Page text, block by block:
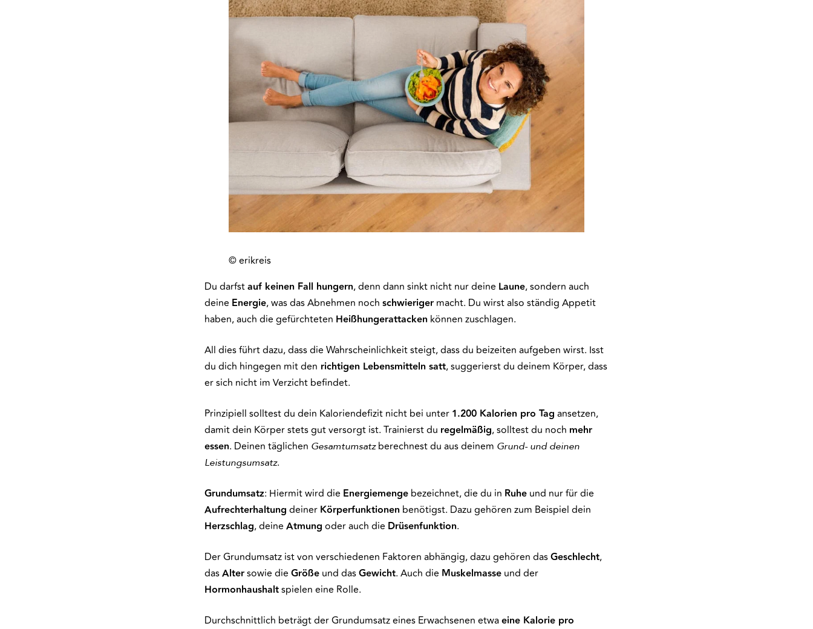
© erikreis
Du darfstauf keinen Fall hungern, denn dann sinkt nicht nur deine Laune, sondern auch
deine Energie, was das Abnehmen noch schwieriger macht. Du wirst also ständig Appetit
haben, auch die gefürchteten Heißhungerattacken können zuschlagen.
All dies führt dazu, dass die Wahrscheinlichkeit steigt, dass du beizeiten aufgeben wirst. Isst
du dich hingegen mit den richtigen Lebensmitteln satt, suggerierst du deinem Körper, dass
er sich nicht im Verzicht befindet.
Prinzipiell solltest du dein Kaloriendefizit nicht bei unter 1.200 Kalorien pro Tag ansetzen,
damit dein Körper stets gut versorgt ist. Trainierst du regelmäßig, solltest du noch mehr
essen. Deinen täglichen Gesamtumsatzberechnest du aus deinem Grund- und deinen
Leistungsumsatz.
Grundumsatz: Hiermit wird die Energiemenge bezeichnet, die du in Ruhe und nur für die
Aufrechterhaltung deiner Körperfunktionen benötigst. Dazu gehören zum Beispiel dein
Herzschlag, deine Atmung oder auch die Drüsenfunktion.
Der Grundumsatz ist von verschiedenen Faktoren abhängig, dazu gehören dasGeschlecht,
dasAltersowie die Größe und dasGewicht. Auch die Muskelmasse und der
Hormonhaushaltspielen eine Rolle.
Durchschnittlich beträgt der Grundumsatz eines Erwachsenen etwaeine Kalorie pro